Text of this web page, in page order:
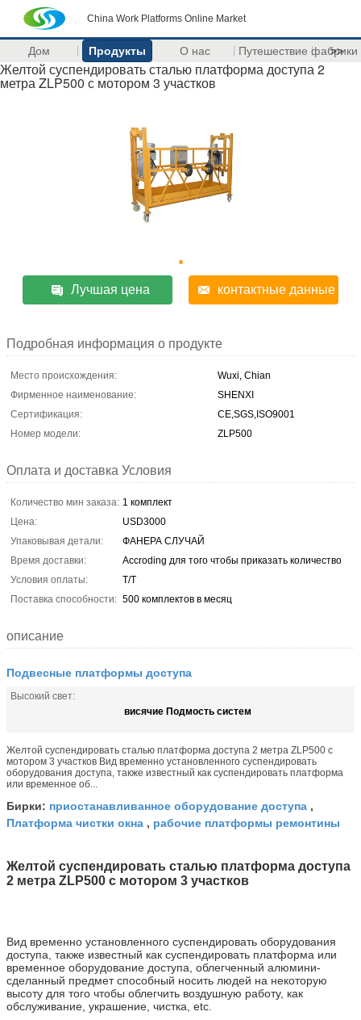
China Work Platforms Online Market
Дом Продукты О нас Путешествие фабрики
>>
Желтой суспендировать сталью платформа доступа 2
метра ZLP500 с мотором 3 участков
Лучшая цена контактные данные
Подробная информация о продукте
Место происхождения:
Wuxi, Chian
Фирменное наименование:
SHENXI
Сертификация:
CE,SGS,ISO9001
Номер модели:
ZLP500
Оплата и доставка Условия
Количество мин заказа: 1 комплект
Цена:
USD3000
Упаковывая детали:
ФАНЕРА СЛУЧАЙ
Время доставки:
Accroding для того чтобы приказать количество
Условия оплаты:
T/T
Поставка способности: 500 комплектов в месяц
описание
Подвесные платформы доступа
Высокий свет:
висячие Подмость систем
Желтой суспендировать сталью платформа доступа 2 метра ZLP500 с
мотором 3 участков Вид временно установленного суспендировать
оборудования доступа, также известный как суспендировать платформа
или временное об...
Бирки: приостанавливанное оборудование доступа ,
Платформа чистки окна , рабочие платформы ремонтины
Желтой суспендировать сталью платформа доступа
2 метра ZLP500 с мотором 3 участков
Вид временно установленного суспендировать оборудования
доступа, также известный как суспендировать платформа или
временное оборудование доступа, облегченный алюмини-
сделанный предмет способный носить людей на некоторую
высоту для того чтобы облегчить воздушную работу, как
обслуживание, украшение, чистка, etc.